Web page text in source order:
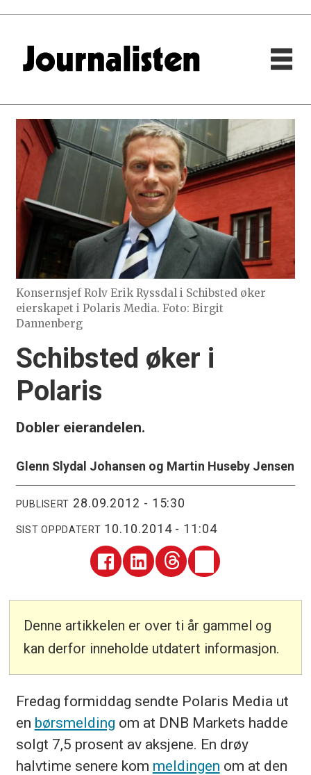
Konsernsjef Rolv Erik Ryssdal i Schibsted øker
eierskapet i Polaris Media. Foto: Birgit
Dannenberg
Schibsted øker i
Polaris
Dobler eierandelen.
Glenn Slydal Johansen og Martin Huseby Jensen
PUBLISERT 28.09.2012 - 15:30
SIST OPPDATERT 10.10.2014 - 11:04
Denne artikkelen er over ti år gammel og
kan derfor inneholde utdatert informasjon.
Fredag formiddag sendte Polaris Media ut
en børsmelding om at DNB Markets hadde
solgt 7,5 prosent av aksjene. En drøy
halvtime senere kom meldingen om at den